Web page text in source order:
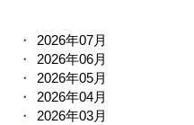
2026年07月
2026年06月
2026年05月
2026年04月
2026年03月